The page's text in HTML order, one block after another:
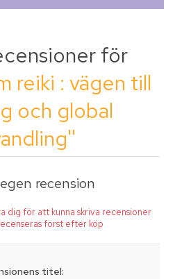
för
reiki : vägen till
och global
recension
dig för att kunna skriva recensioner
först efter köp
titel: